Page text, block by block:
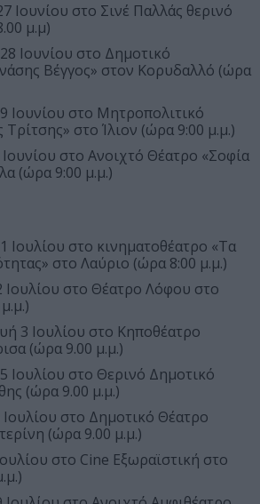
Ιουνίου στο Σινέ Παλλάς θερινό
μ.μ)
Ιουνίου στο Δημοτικό
Βέγγος» στον Κορυδαλλό (ώρα
Ιουνίου στο Μητροπολιτικό
στο Ίλιον (ώρα 9:00 μ.μ.)
στο Ανοιχτό Θέατρο «Σοφία
(ώρα 9:00 μ.μ.)
Ιουλίου στο κινηματοθέατρο «Τα
στο Λαύριο (ώρα 8:00 μ.μ.)
στο Θέατρο Λόφου στο
3 Ιουλίου στο Κηποθέατρο
(ώρα 9.00 μ.μ.)
Ιουλίου στο Θερινό Δημοτικό
(ώρα 9.00 μ.μ.)
στο Δημοτικό Θέατρο
(ώρα 9.00 μ.μ.)
στο Cine Εξωραϊστική στο